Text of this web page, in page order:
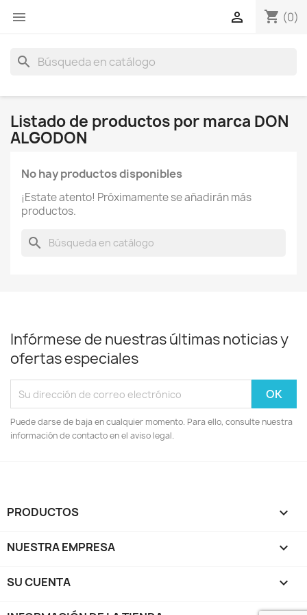
 shopping_cart (0)

search
Listado de productos por marca DON
ALGODON
No hay productos disponibles
¡Estate atento! Próximamente se añadirán más
productos.
search
Infórmese de nuestras últimas noticias y
ofertas especiales
Puede darse de baja en cualquier momento. Para ello, consulte nuestra
información de contacto en el aviso legal.
PRODUCTOS 
NUESTRA EMPRESA 
SU CUENTA 